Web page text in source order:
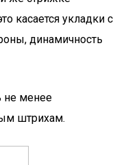
касается укладки с
динамичность
не менее
штрихам.